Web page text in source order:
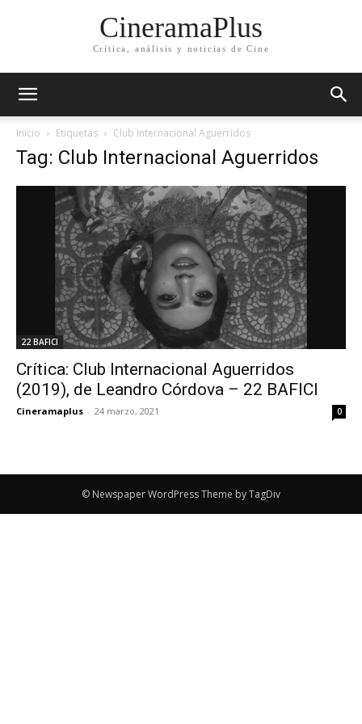
CineramaPlus
Crítica, análisis y noticias de Cine
Inicio Etiquetas Club Internacional Aguerridos
Tag: Club Internacional Aguerridos
22 BAFICI
Crítica: Club Internacional Aguerridos
(2019), de Leandro Córdova – 22 BAFICI
Cineramaplus - 24 marzo, 2021 0
© Newspaper WordPress Theme by TagDiv